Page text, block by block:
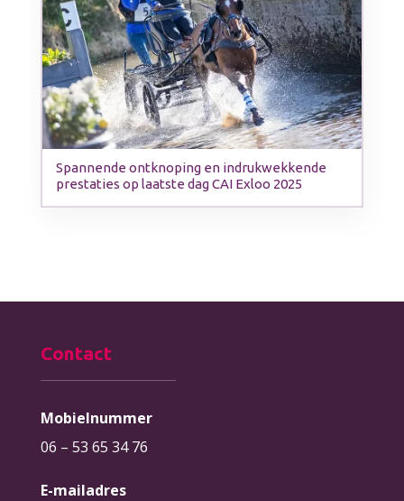
Spannende ontknoping en indrukwekkende
prestaties op laatste dag CAI Exloo 2025
Contact
Mobielnummer
06 – 53 65 34 76
E-mailadres